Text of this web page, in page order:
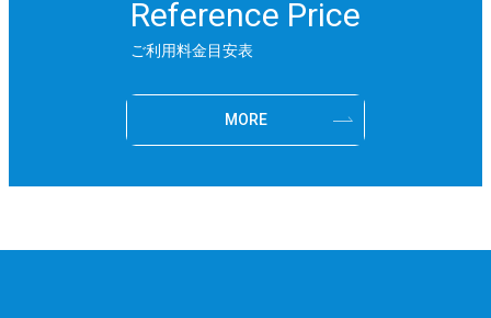
Reference Price
ご利用料金目安表
MORE